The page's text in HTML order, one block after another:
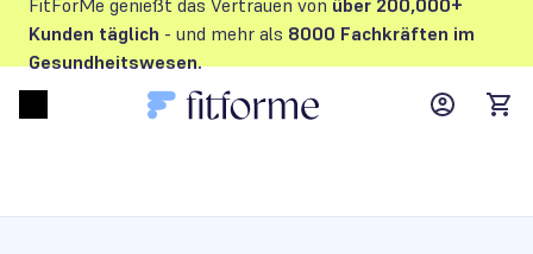
FitForMe genießt das Vertrauen von über 200,000+
Kunden täglich - und mehr als 8000 Fachkräften im
Gesundheitswesen.
MyFFM